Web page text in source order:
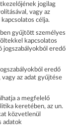
jogilag
vagy az
célja.
gyűjtött személyes
kapcsolatos
jogszabályokból eredő
eredő
az adat gyűjtése
a megfelelő
keretében, az un.
közvetlenül
adatok